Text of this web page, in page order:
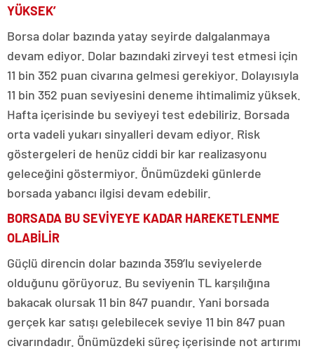
YÜKSEK’
Borsa dolar bazında yatay seyirde dalgalanmaya
devam ediyor. Dolar bazındaki zirveyi test etmesi için
11 bin 352 puan civarına gelmesi gerekiyor. Dolayısıyla
11 bin 352 puan seviyesini deneme ihtimalimiz yüksek.
Hafta içerisinde bu seviyeyi test edebiliriz. Borsada
orta vadeli yukarı sinyalleri devam ediyor. Risk
göstergeleri de henüz ciddi bir kar realizasyonu
geleceğini göstermiyor. Önümüzdeki günlerde
borsada yabancı ilgisi devam edebilir.
BORSADA BU SEVİYEYE KADAR HAREKETLENME
OLABİLİR
Güçlü direncin dolar bazında 359’lu seviyelerde
olduğunu görüyoruz. Bu seviyenin TL karşılığına
bakacak olursak 11 bin 847 puandır. Yani borsada
gerçek kar satışı gelebilecek seviye 11 bin 847 puan
civarındadır. Önümüzdeki süreç içerisinde not artırımı